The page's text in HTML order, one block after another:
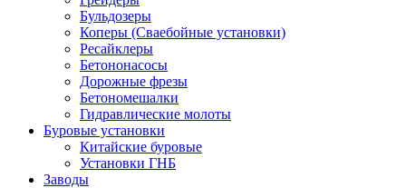
Бульдозеры
Коперы (Сваебойные установки)
Ресайклеры
Бетононасосы
Дорожные фрезы
Бетономешалки
Гидравлические молоты
Буровые установки
Китайские буровые
Установки ГНБ
Заводы